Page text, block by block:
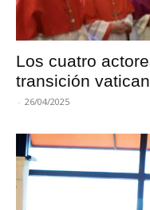
Los cuatro
transición
- 26/04/2025